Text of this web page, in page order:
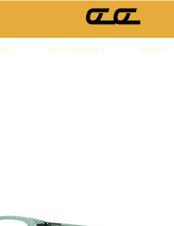
ACCESSORIES ABOUT